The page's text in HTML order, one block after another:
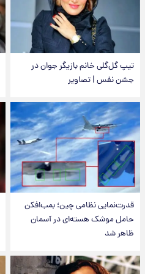
تیپ گل‌گلی خانم بازیگر جوان در
جشن نفس | تصاویر
قدرت‌نمایی نظامی چین؛ بمب‌افکن
حامل موشک هسته‌ای در آسمان
ظاهر شد